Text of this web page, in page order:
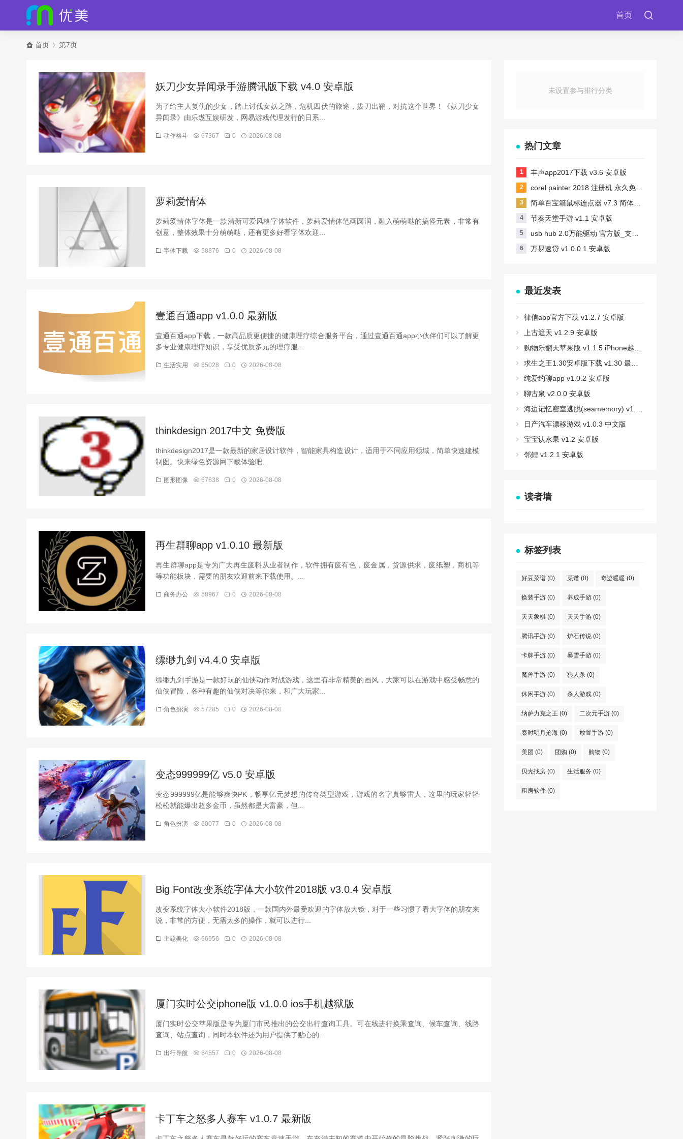
首页
首页 第7页
妖刀少女异闻录手游腾讯版下载 v4.0 安卓版
为了给主人复仇的少女，踏上讨伐女妖之路，危机四伏的旅途，拔刀出鞘，对抗这个世界！《妖刀少女
异闻录》由乐遨互娱研发，网易游戏代理发行的日系...
动作格斗 67367 0 2026-08-08
萝莉爱情体
萝莉爱情体字体是一款清新可爱风格字体软件，萝莉爱情体笔画圆润，融入萌萌哒的搞怪元素，非常有
创意，整体效果十分萌萌哒，还有更多好看字体欢迎...
字体下载 58876 0 2026-08-08
壹通百通app v1.0.0 最新版
壹通百通app下载，一款高品质更便捷的健康理疗综合服务平台，通过壹通百通app小伙伴们可以了解更
多专业健康理疗知识，享受优质多元的理疗服...
生活实用 65028 0 2026-08-08
thinkdesign 2017中文 免费版
thinkdesign2017是一款最新的家居设计软件，智能家具构造设计，适用于不同应用领域，简单快速建模
制图。快来绿色资源网下载体验吧...
图形图像 67838 0 2026-08-08
再生群聊app v1.0.10 最新版
再生群聊app是专为广大再生废料从业者制作，软件拥有废有色，废金属，货源供求，废纸塑，商机等
等功能板块，需要的朋友欢迎前来下载使用。...
商务办公 58967 0 2026-08-08
缥缈九剑 v4.4.0 安卓版
缥缈九剑手游是一款好玩的仙侠动作对战游戏，这里有非常精美的画风，大家可以在游戏中感受畅意的
仙侠冒险，各种有趣的仙侠对决等你来，和广大玩家...
角色扮演 57285 0 2026-08-08
变态999999亿 v5.0 安卓版
变态999999亿是能够爽快PK，畅享亿元梦想的传奇类型游戏，游戏的名字真够雷人，这里的玩家轻轻
松松就能爆出超多金币，虽然都是大富豪，但...
角色扮演 60077 0 2026-08-08
Big Font改变系统字体大小软件2018版 v3.0.4 安卓版
改变系统字体大小软件2018版，一款国内外最受欢迎的字体放大镜，对于一些习惯了看大字体的朋友来
说，非常的方便，无需太多的操作，就可以进行...
主题美化 66956 0 2026-08-08
厦门实时公交iphone版 v1.0.0 ios手机越狱版
厦门实时公交苹果版是专为厦门市民推出的公交出行查询工具。可在线进行换乘查询、候车查询、线路
查询、站点查询，同时本软件还为用户提供了贴心的...
出行导航 64557 0 2026-08-08
卡丁车之怒多人赛车 v1.0.7 最新版
未设置参与排行分类
热门文章
丰声app2017下载 v3.6 安卓版
corel painter 2018 注册机 永久免费版
简单百宝箱鼠标连点器 v7.3 简体中文绿色免费版
节奏天堂手游 v1.1 安卓版
usb hub 2.0万能驱动 官方版_支持win7
万易速贷 v1.0.0.1 安卓版
最近发表
律信app官方下载 v1.2.7 安卓版
上古遮天 v1.2.9 安卓版
购物乐翻天苹果版 v1.1.5 iPhone越狱版
求生之王1.30安卓版下载 v1.30 最新版
纯爱约聊app v1.0.2 安卓版
聊古泉 v2.0.0 安卓版
海边记忆密室逃脱(seamemory) v1.0.2 安卓版
日产汽车漂移游戏 v1.0.3 中文版
宝宝认水果 v1.2 安卓版
邻鲤 v1.2.1 安卓版
读者墙
标签列表
好豆菜谱 (0) 菜谱 (0) 奇迹暖暖 (0)
换装手游 (0) 养成手游 (0)
天天象棋 (0) 天天手游 (0)
腾讯手游 (0) 炉石传说 (0)
卡牌手游 (0) 暴雪手游 (0)
魔兽手游 (0) 狼人杀 (0)
休闲手游 (0) 杀人游戏 (0)
纳萨力克之王 (0) 二次元手游 (0)
秦时明月沧海 (0) 放置手游 (0)
美团 (0) 团购 (0) 购物 (0)
贝壳找房 (0) 生活服务 (0)
租房软件 (0)